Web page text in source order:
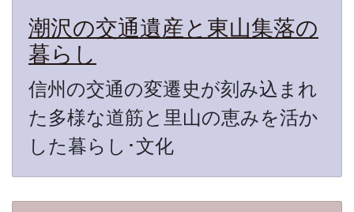
潮沢の交通遺産と東山集落の
暮らし
信州の交通の変遷史が刻み込まれ
た多様な道筋と里山の恵みを活か
した暮らし･文化